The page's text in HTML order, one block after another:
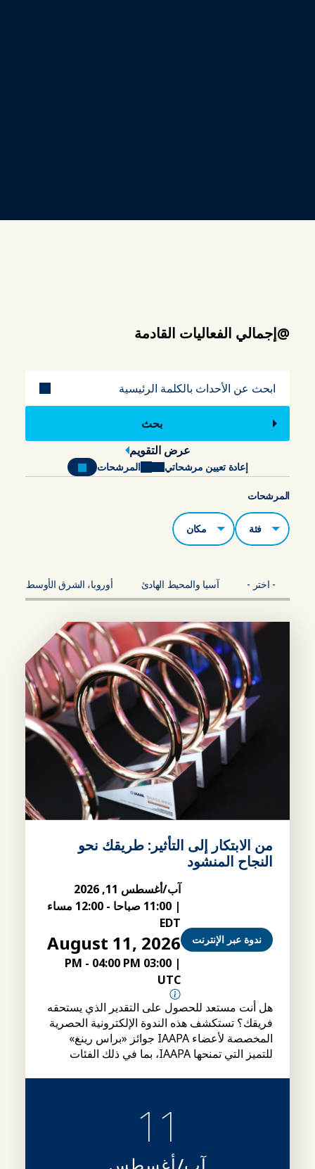
@إجمالي الفعاليات القادمة
عرض التقويم
إعادة تعيين مرشحاتي المرشحات
المرشحات
الفئات مكان
- اختر - آسيا والمحيط الهادئ أوروبا، الشرق الأوسط،
من الابتكار إلى التأثير: طريقك نحو
النجاح المنشود
ندوة عبر الإنترنت
آب/أغسطس 11, 2026
| 11:00 صباحا -
12:00 مساء
EDT
August 11, 2026
|
03:00 PM
- 04:00 PM
UTC
هل أنت مستعد للحصول على التقدير الذي يستحقه
فريقك؟ تستكشف هذه الندوة الإلكترونية الحصرية
المخصصة لأعضاء IAAPA جوائز «براس رينغ»
للتميز التي تمنحها IAAPA، بما في ذلك الفئات
11
آب/أغسطس